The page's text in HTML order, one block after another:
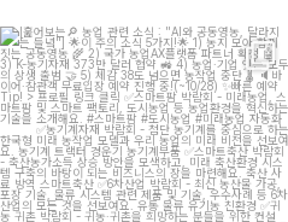
[훑어보는
농업 관련 소식 : "AI와 공동영농, 달라지
는 들녘"]
이...
12 2